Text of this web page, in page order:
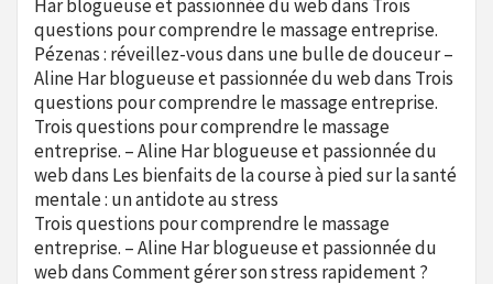
Har blogueuse et passionnée du webdans Trois
questions pour comprendre le massage entreprise.
Pézenas : réveillez-vous dans une bulle de douceur –
Aline Har blogueuse et passionnée du webdans Trois
questions pour comprendre le massage entreprise.
Trois questions pour comprendre le massage
entreprise. – Aline Har blogueuse et passionnée du
webdans Les bienfaits de la course à pied sur la santé
mentale : un antidote au stress
Trois questions pour comprendre le massage
entreprise. – Aline Har blogueuse et passionnée du
webdansComment gérer son stress rapidement ?